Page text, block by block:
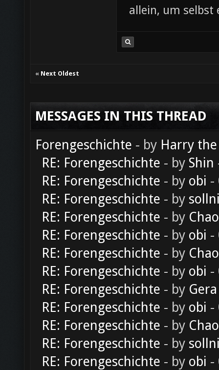
allein, um selbst
« Next Oldest
MESSAGES IN THIS THREAD
Forengeschichte - by Harry
RE: Forengeschichte - by Shin
RE: Forengeschichte - by obi -
RE: Forengeschichte - by
RE: Forengeschichte - by
RE: Forengeschichte - by obi -
RE: Forengeschichte - by
RE: Forengeschichte - by obi -
RE: Forengeschichte - by Gera
RE: Forengeschichte - by obi -
RE: Forengeschichte - by
RE: Forengeschichte - by
RE: Forengeschichte - by obi -